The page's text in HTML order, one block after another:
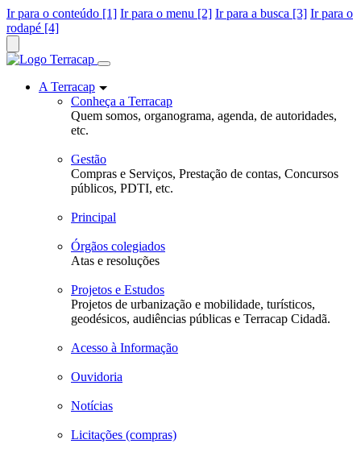
Ir para o conteúdo [1] Ir para o menu [2] Ir para a busca [3] Ir para o
rodapé [4]
A Terracap
Conheça a Terracap
Quem somos, organograma, agenda, de autoridades,
etc.
Gestão
Compras e Serviços, Prestação de contas, Concursos
públicos, PDTI, etc.
Principal
Órgãos colegiados
Atas e resoluções
Projetos e Estudos
Projetos de urbanização e mobilidade, turísticos,
geodésicos, audiências públicas e Terracap Cidadã.
Acesso à Informação
Ouvidoria
Notícias
Licitações (compras)